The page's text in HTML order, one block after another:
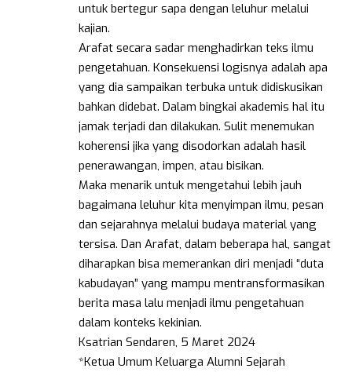
untuk bertegur sapa dengan leluhur melalui
kajian.
Arafat secara sadar menghadirkan teks ilmu
pengetahuan. Konsekuensi logisnya adalah apa
yang dia sampaikan terbuka untuk didiskusikan
bahkan didebat. Dalam bingkai akademis hal itu
jamak terjadi dan dilakukan. Sulit menemukan
koherensi jika yang disodorkan adalah hasil
penerawangan, impen, atau bisikan.
Maka menarik untuk mengetahui lebih jauh
bagaimana leluhur kita menyimpan ilmu, pesan
dan sejarahnya melalui budaya material yang
tersisa. Dan Arafat, dalam beberapa hal, sangat
diharapkan bisa memerankan diri menjadi “duta
kabudayan” yang mampu mentransformasikan
berita masa lalu menjadi ilmu pengetahuan
dalam konteks kekinian.
Ksatrian Sendaren, 5 Maret 2024
*Ketua Umum Keluarga Alumni Sejarah